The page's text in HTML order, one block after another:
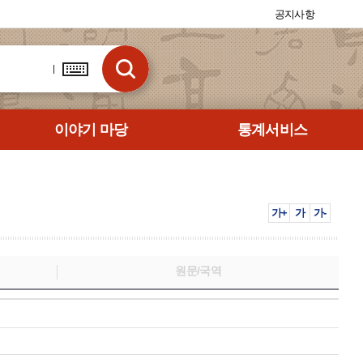
공지사항
이야기 마당 통계서비스
가+ 가 가-
원문/국역